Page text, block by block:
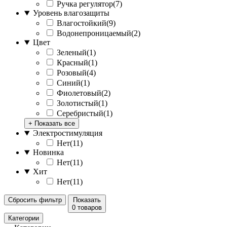
Ручка регулятор(7)
Уровень влагозащиты
Влагостойкий(9)
Водонепроницаемый(2)
Цвет
Зеленый(1)
Красный(1)
Розовый(4)
Синий(1)
Фиолетовый(2)
Золотистый(1)
Серебристый(1)
+ Показать все
Электростимуляция
Нет(11)
Новинка
Нет(11)
Хит
Нет(11)
Сбросить фильтр
Показать
0 товаров
Категории